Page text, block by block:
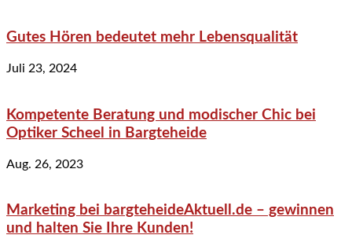
Gutes Hören bedeutet mehr Lebensqualität
Juli 23, 2024
Kompetente Beratung und modischer Chic bei
Optiker Scheel in Bargteheide
Aug. 26, 2023
Marketing bei bargteheideAktuell.de – gewinnen
und halten Sie Ihre Kunden!